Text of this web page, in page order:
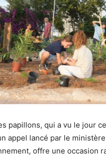
papillons, qui a vu le jour
appel lancé par le
offre une occasion